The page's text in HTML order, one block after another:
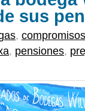
sus
, compromisos
, pensiones,